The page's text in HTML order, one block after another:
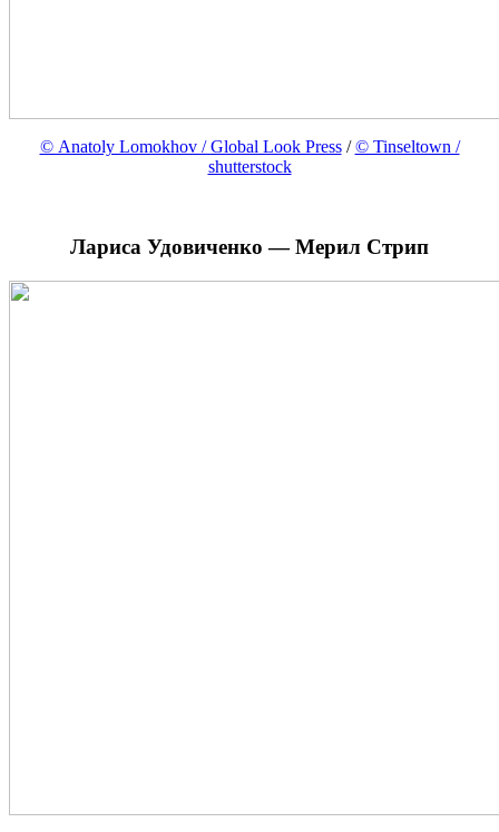
© Anatoly Lomokhov / Global Look Press/© Tinseltown /
shutterstock
Лариса Удовиченко — Мерил Стрип